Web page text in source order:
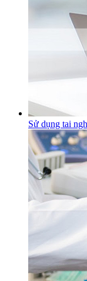
Sử dụng tai